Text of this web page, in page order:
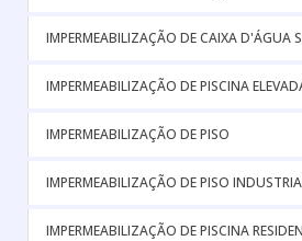
IMPERMEABILIZAÇÃO DE CAIXA D'ÁGUA
IMPERMEABILIZAÇÃO DE PISCINA
IMPERMEABILIZAÇÃO DE PISO
IMPERMEABILIZAÇÃO DE PISO
IMPERMEABILIZAÇÃO DE PISCINA